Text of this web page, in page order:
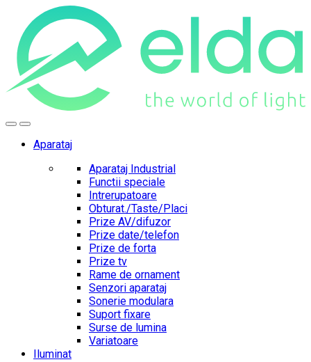
navigation
content
Aparataj
Aparataj Industrial
Functii speciale
Intrerupatoare
Obturat./Taste/Placi
Prize AV/difuzor
Prize date/telefon
Prize de forta
Prize tv
Rame de ornament
Senzori aparataj
Sonerie modulara
Suport fixare
Surse de lumina
Variatoare
Iluminat